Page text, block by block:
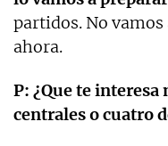
partidos. No
ahora.
P: ¿Que te
centrales o cuatro